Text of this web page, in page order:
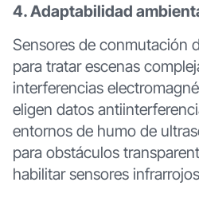
4. Adaptabilidad
Sensores de conmutación
para tratar escenas
interferencias
eligen datos
entornos de humo de
para obstáculos
habilitar sensores